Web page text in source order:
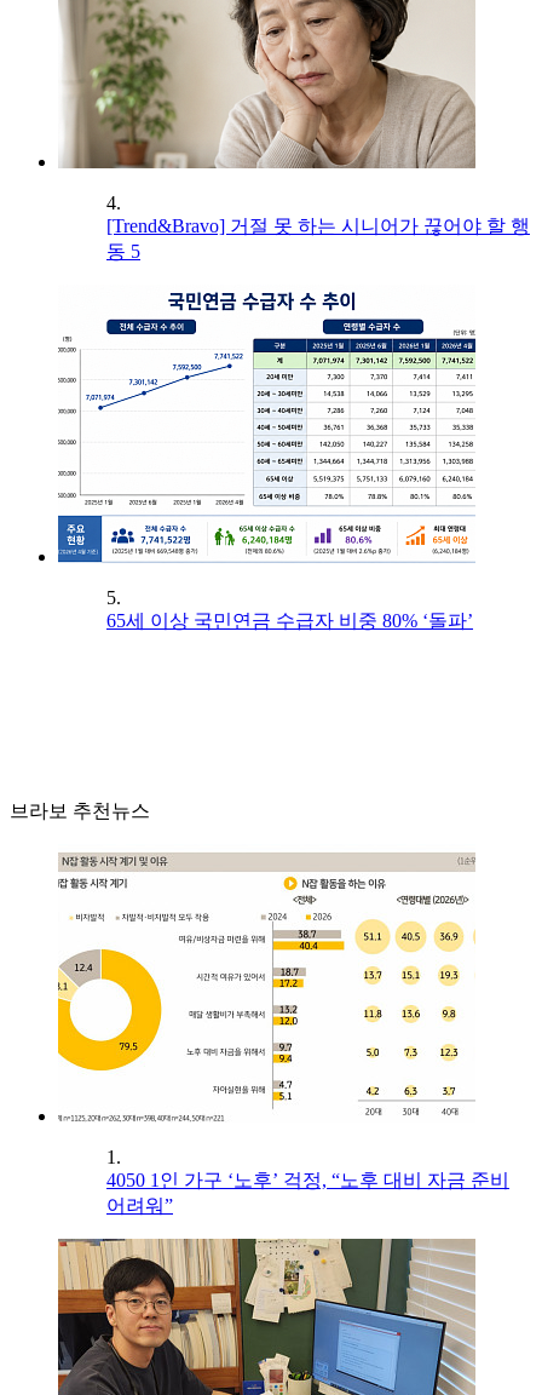
4.
[Trend&Bravo] 거절 못 하는 시니어가 끊어야 할 행
동 5
5.
65세 이상 국민연금 수급자 비중 80% ‘돌파’
브라보 추천뉴스
1.
4050 1인 가구 ‘노후’ 걱정, “노후 대비 자금 준비
어려워”